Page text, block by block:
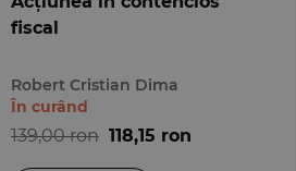
fiscal
Robert Cristian Dima
În curând
139,00 ron 118,15 ron